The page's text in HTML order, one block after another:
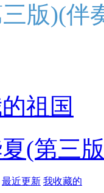
版)(伴
祖国
(第三
最近更新 我收藏的